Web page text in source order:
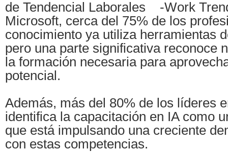
de Tendencial Laborales -Work
Microsoft, cerca del 75% de los
conocimiento ya utiliza herramientas
pero una parte significativa reconoce
la formación necesaria para
potencial.
Además, más del 80% de los líderes
identifica la capacitación en IA como
que está impulsando una creciente
con estas competencias.